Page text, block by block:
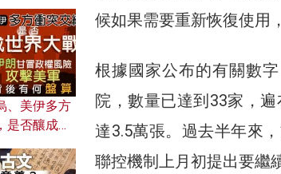
候如果需要重新恢復使用
根據國家公布的有關數
院，數量已達到33家，
達3.5萬張。過去半年來
聯控機制上月初提出要繼
演算法操
、美伊多方
是否釀成世
軍，背後有